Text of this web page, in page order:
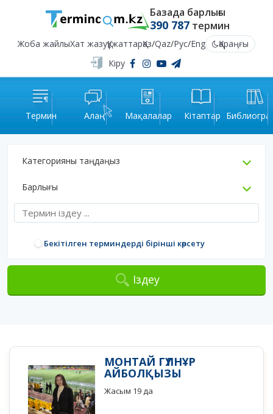
Базада барлығы
390 787термин
Жоба жайлыХат жазуҚұжаттарҚаз/Qaz/Рус/Eng
Қараңғы
Кіру
Термин Алаң Мақалалар Кітаптар
Категорияны таңдаңыз
Барлығы
Бекітілген терминдерді бірінші көрсету
Іздеу
МОНТАЙ ГҮЛНҰР
АЙБОЛҚЫЗЫ
Жасым 19 да